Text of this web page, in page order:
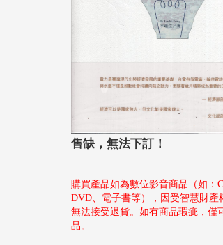
售缺，無法下訂！
購買產品如為數位影音商品（如：
DVD、電子書等），因受智慧財產
無法接受退貨。如有商品瑕疵，僅
品。